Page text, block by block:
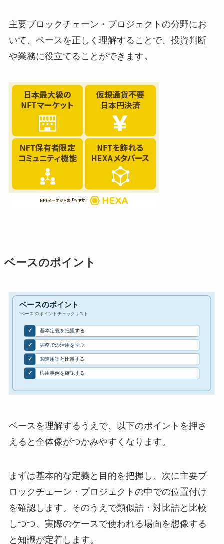
主要ブロックチェーン・プロジェクトの分野にお
いて、ベースを正しく理解することで、投資判断
や業務に役立てることができます。
ベースのポイント
ベースを理解するうえで、以下のポイントを押さ
えると全体像がつかみやすくなります。
まずは基本的な定義と目的を把握し、次に主要ブ
ロックチェーン・プロジェクトの中での位置付け
を確認します。そのうえで類似語・対比語と比較
しつつ、実際のケースで使われる場面を想像する
と知識が定着します。